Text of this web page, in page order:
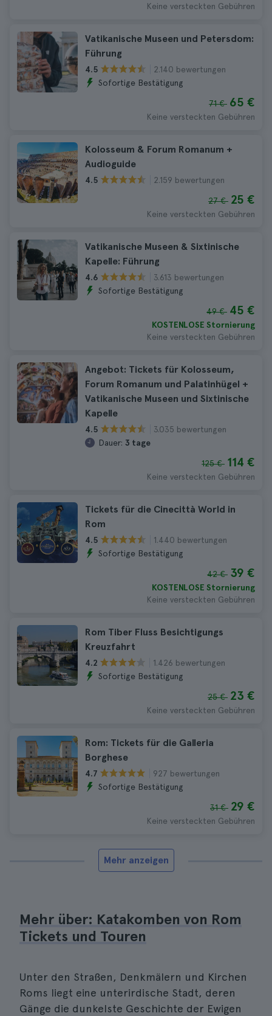
Keine versteckten Gebühren
Vatikanische Museen und Petersdom:
Führung
4.5
2.140 bewertungen
Sofortige Bestätigung
71 € 65 €
Keine versteckten Gebühren
Kolosseum & Forum Romanum +
Audioguide
4.5 2.159 bewertungen
27 € 25 €
Keine versteckten Gebühren
Vatikanische Museen & Sixtinische
Kapelle: Führung
4.6
3.613 bewertungen
Sofortige Bestätigung
49 € 45 €
KOSTENLOSE Stornierung
Keine versteckten Gebühren
Angebot: Tickets für Kolosseum,
Forum Romanum und Palatinhügel +
Vatikanische Museen und Sixtinische
Kapelle
4.5
3.035 bewertungen
Dauer: 3 tage
125 € 114 €
Keine versteckten Gebühren
Tickets für die Cinecittà World in
Rom
4.5
1.440 bewertungen
Sofortige Bestätigung
42 € 39 €
KOSTENLOSE Stornierung
Keine versteckten Gebühren
Rom Tiber Fluss Besichtigungs
Kreuzfahrt
4.2
1.426 bewertungen
Sofortige Bestätigung
25 € 23 €
Keine versteckten Gebühren
Rom: Tickets für die Galleria
Borghese
4.7
927 bewertungen
Sofortige Bestätigung
31 € 29 €
Keine versteckten Gebühren
Mehr anzeigen
Mehr über: Katakomben von Rom
Tickets und Touren
Unter den Straßen, Denkmälern und Kirchen
Roms liegt eine unterirdische Stadt, deren
Gänge die dunkelste Geschichte der Ewigen